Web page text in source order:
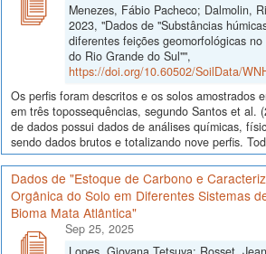
Menezes, Fábio Pacheco; Dalmolin,
2023, "Dados de "Substâncias
diferentes feições geomorfológicas
do Rio Grande do Sul"",
https://doi.org/10.60502/SoilData/
Os perfis foram descritos e os solos amostrados
em três topossequências, segundo Santos et al.
de dados possui dados de análises químicas,
sendo dados brutos e totalizando nove perfis.
Dados de "Estoque de Carbono e
Orgânica do Solo em Diferentes Sistemas
Bioma Mata Atlântica"
Sep 25, 2025